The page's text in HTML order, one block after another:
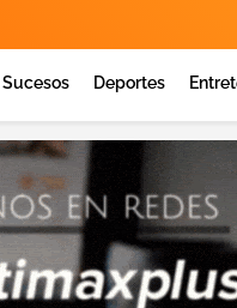
Sucesos Deportes